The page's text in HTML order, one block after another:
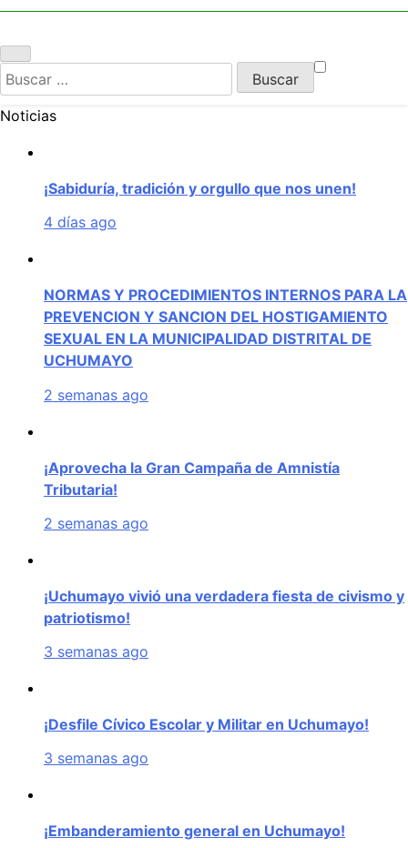
Buscar:
Noticias
¡Sabiduría, tradición y orgullo que nos unen!
4 días ago
NORMAS Y PROCEDIMIENTOS INTERNOS PARA LA
PREVENCION Y SANCION DEL HOSTIGAMIENTO
SEXUAL EN LA MUNICIPALIDAD DISTRITAL DE
UCHUMAYO
2 semanas ago
¡Aprovecha la Gran Campaña de Amnistía
Tributaria!
2 semanas ago
¡Uchumayo vivió una verdadera fiesta de civismo y
patriotismo!
3 semanas ago
¡Desfile Cívico Escolar y Militar en Uchumayo!
3 semanas ago
¡Embanderamiento general en Uchumayo!